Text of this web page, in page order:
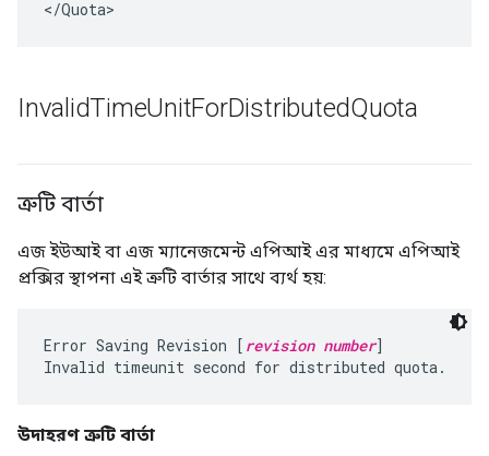
InvalidTimeUnitForDistributedQuota
ত্রুটি বার্তা
এজ ইউআই বা এজ ম্যানেজমেন্ট এপিআই এর মাধ্যমে এপিআই
প্রক্সির স্থাপনা এই ত্রুটি বার্তার সাথে ব্যর্থ হয়:
Error Saving Revision [ revision number]
উদাহরণ ত্রুটি বার্তা